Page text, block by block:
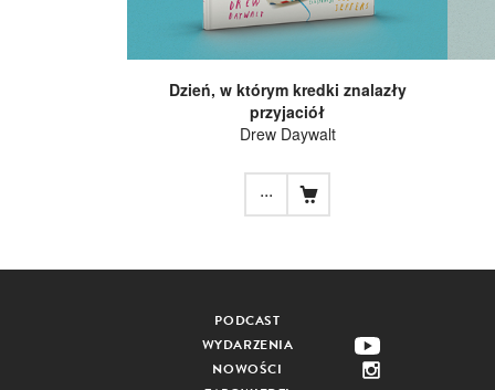
Dzień, w którym kredki znalazły
przyjaciół
Drew Daywalt
...
PODCAST
WYDARZENIA
NOWOŚCI